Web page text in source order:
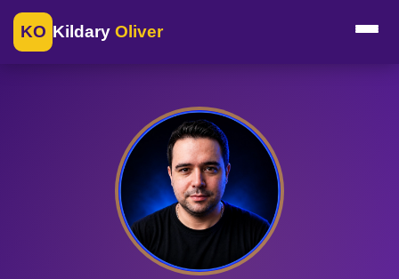
KO Kildary Oliver